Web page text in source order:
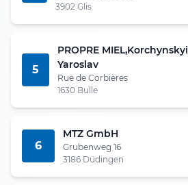
3902 Glis
5
PROPRE MIEL,Korchynskyi
Yaroslav
Rue de Corbières
1630 Bulle
6
MTZ GmbH
Grubenweg 16
3186 Düdingen